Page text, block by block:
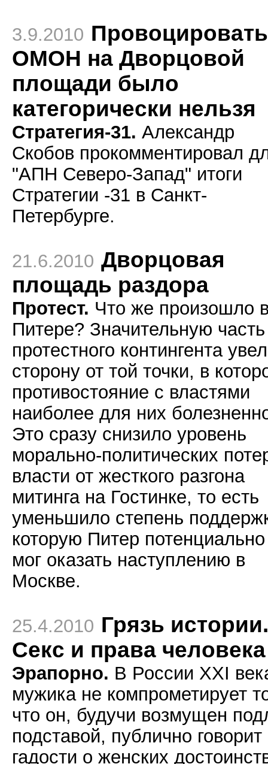
3.9.2010 Провоцировать
ОМОН на Дворцовой
площади было
категорически нельзя
Стратегия-31. Александр
Скобов прокомментировал
"АПН Северо-Запад" итоги
Стратегии -31 в Санкт-
Петербурге.
21.6.2010 Дворцовая
площадь раздора
Протест. Что же произошло
Питере? Значительную часть
протестного контингента
сторону от той точки, в
противостояние с властями
наиболее для них
Это сразу снизило уровень
морально-политических
власти от жесткого разгона
митинга на Гостинке, то есть
уменьшило степень
которую Питер потенциально
мог оказать наступлению в
Москве.
25.4.2010 Грязь истории.
Секс и права человека
Эрапорно. В России XXI
мужика не компрометирует
что он, будучи возмущен
подставой, публично говорит
гадости о женских